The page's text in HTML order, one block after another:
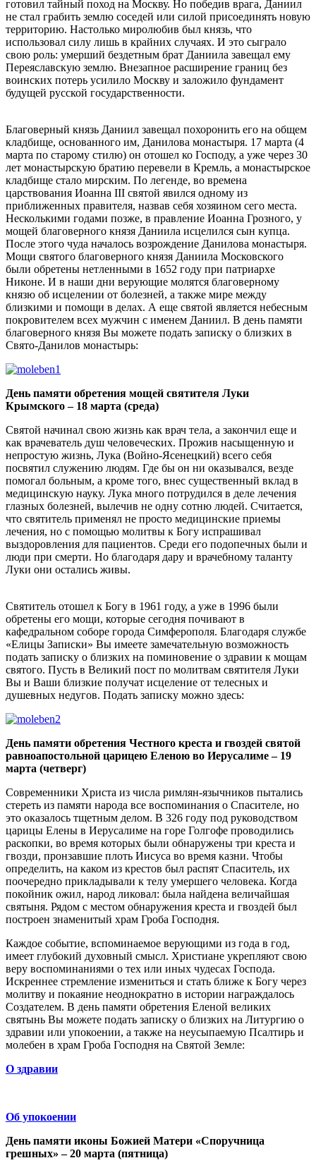
готовил тайный поход на Москву. Но победив врага, Даниил
не стал грабить землю соседей или силой присоединять новую
территорию. Настолько миролюбив был князь, что
использовал силу лишь в крайних случаях. И это сыграло
свою роль: умерший бездетным брат Даниила завещал ему
Переяславскую землю. Внезапное расширение границ без
воинских потерь усилило Москву и заложило фундамент
будущей русской государственности.
Благоверный князь Даниил завещал похоронить его на общем
кладбище, основанного им, Данилова монастыря. 17 марта (4
марта по старому стилю) он отошел ко Господу, а уже через 30
лет монастырскую братию перевели в Кремль, а монастырское
кладбище стало мирским. По легенде, во времена
царствования Иоанна III святой явился одному из
приближенных правителя, назвав себя хозяином сего места.
Несколькими годами позже, в правление Иоанна Грозного, у
мощей благоверного князя Даниила исцелился сын купца.
После этого чуда началось возрождение Данилова монастыря.
Мощи святого благоверного князя Даниила Московского
были обретены нетленными в 1652 году при патриархе
Никоне. И в наши дни верующие молятся благоверному
князю об исцелении от болезней, а также мире между
близкими и помощи в делах. А еще святой является небесным
покровителем всех мужчин с именем Даниил. В день памяти
благоверного князя Вы можете подать записку о близких в
Свято-Данилов монастырь:
День памяти обретения мощей святителя Луки
Крымского – 18 марта (среда)
Святой начинал свою жизнь как врач тела, а закончил еще и
как врачеватель душ человеческих. Прожив насыщенную и
непростую жизнь, Лука (Войно-Ясенецкий) всего себя
посвятил служению людям. Где бы он ни оказывался, везде
помогал больным, а кроме того, внес существенный вклад в
медицинскую науку. Лука много потрудился в деле лечения
глазных болезней, вылечив не одну сотню людей. Считается,
что святитель применял не просто медицинские приемы
лечения, но с помощью молитвы к Богу испрашивал
выздоровления для пациентов. Среди его подопечных были и
люди при смерти. Но благодаря дару и врачебному таланту
Луки они остались живы.
Святитель отошел к Богу в 1961 году, а уже в 1996 были
обретены его мощи, которые сегодня почивают в
кафедральном соборе города Симферополя. Благодаря службе
«Елицы Записки» Вы имеете замечательную возможность
подать записку о близких на поминовение о здравии к мощам
святого. Пусть в Великий пост по молитвам святителя Луки
Вы и Ваши близкие получат исцеление от телесных и
душевных недугов. Подать записку можно здесь:
День памяти обретения Честного креста и гвоздей святой
равноапостольной царицею Еленою во Иерусалиме – 19
марта (четверг)
Современники Христа из числа римлян-язычников пытались
стереть из памяти народа все воспоминания о Спасителе, но
это оказалось тщетным делом. В 326 году под руководством
царицы Елены в Иерусалиме на горе Голгофе проводились
раскопки, во время которых были обнаружены три креста и
гвозди, пронзавшие плоть Иисуса во время казни. Чтобы
определить, на каком из крестов был распят Спаситель, их
поочередно прикладывали к телу умершего человека. Когда
покойник ожил, народ ликовал: была найдена величайшая
святыня. Рядом с местом обнаружения креста и гвоздей был
построен знаменитый храм Гроба Господня.
Каждое событие, вспоминаемое верующими из года в год,
имеет глубокий духовный смысл. Христиане укрепляют свою
веру воспоминаниями о тех или иных чудесах Господа.
Искреннее стремление измениться и стать ближе к Богу через
молитву и покаяние неоднократно в истории награждалось
Создателем. В день памяти обретения Еленой великих
святынь Вы можете подать записку о близких на Литургию о
здравии или упокоении, а также на неусыпаемую Псалтирь и
молебен в храм Гроба Господня на Святой Земле:
О здравии
Об упокоении
День памяти иконы Божией Матери «Споручница
грешных» – 20 марта (пятница)